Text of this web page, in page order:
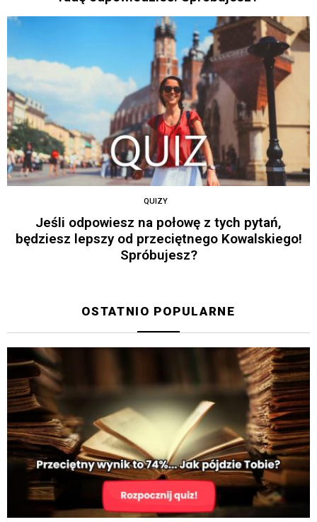
QUIZY
Jeśli odpowiesz na połowę z tych pytań,
będziesz lepszy od przeciętnego Kowalskiego!
Spróbujesz?
OSTATNIO POPULARNE